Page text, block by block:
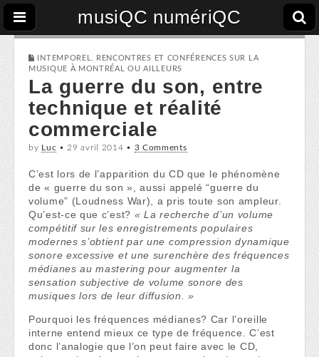
musiQC numériQC
INTEMPOREL
RENCONTRES ET CONFÉRENCES SUR LA
MUSIQUE À MONTRÉAL OU AILLEURS
La guerre du son, entre
technique et réalité
commerciale
by Luc • 29 avril 2014 • 3 Comments
C’est lors de l’apparition du CD que le phénomène
de « guerre du son », aussi appelé “guerre du
volume” (Loudness War), a pris toute son ampleur.
Qu’est-ce que c’est? « La recherche d’un volume
compétitif sur les enregistrements populaires
modernes s’obtient par une compression dynamique
sonore excessive et une surenchère des fréquences
médianes au mastering pour augmenter la
sensation subjective de volume sonore des
musiques lors de leur diffusion. »
Pourquoi les fréquences médianes? Car l’oreille
interne entend mieux ce type de fréquence. C’est
donc l’analogie que l’on peut faire avec le CD,